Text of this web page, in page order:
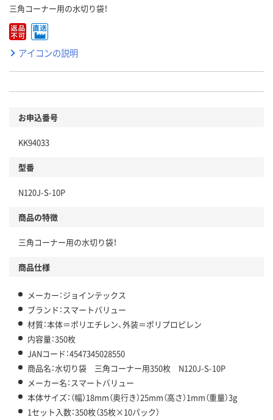
三角コーナー用の水切り袋！
アイコンの説明
お申込番号
KK94033
型番
N120J-S-10P
商品の特徴
三角コーナー用の水切り袋！
商品仕様
メーカー：ジョインテックス
ブランド：スマートバリュー
材質：本体＝ポリエチレン、外装＝ポリプロピレン
内容量：350枚
JANコード：4547345028550
商品名：水切り袋 三角コーナー用350枚 N120J-S-10P
メーカー名：スマートバリュー
本体サイズ：（幅）18mm（奥行き）25mm（高さ）1mm（重量）3g
1セット入数：350枚（35枚×10パック）